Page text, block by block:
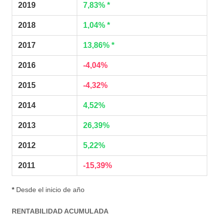
2019 7,83% *
2018 1,04% *
2017 13,86% *
2016 -4,04%
2015 -4,32%
2014 4,52%
2013 26,39%
2012 5,22%
2011 -15,39%
*Desde el inicio de año
RENTABILIDAD ACUMULADA